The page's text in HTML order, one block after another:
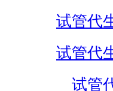
试管代
试管代
试管